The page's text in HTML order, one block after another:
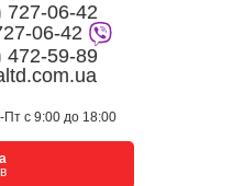
727-06-42
06-42
472-59-89
с 9:00 до 18:00